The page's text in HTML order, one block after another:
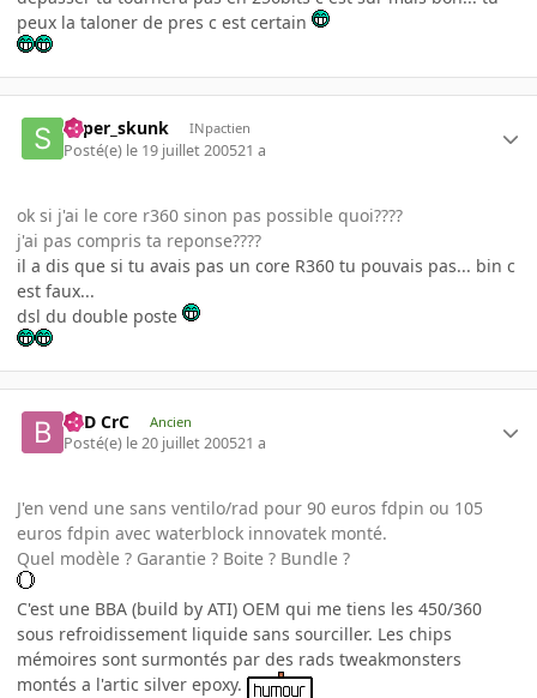
peux la taloner de pres c est certain
super_skunk INpactien
Posté(e) le 19 juillet 200521 a
ok si j'ai le core r360 sinon pas possible quoi????
j'ai pas compris ta reponse????
il a dis que si tu avais pas un core R360 tu pouvais pas... bin c
est faux...
dsl du double poste
BaD CrC Ancien
Posté(e) le 20 juillet 200521 a
J'en vend une sans ventilo/rad pour 90 euros fdpin ou 105
euros fdpin avec waterblock innovatek monté.
Quel modèle ? Garantie ? Boite ? Bundle ?
C'est une BBA (build by ATI) OEM qui me tiens les 450/360
sous refroidissement liquide sans sourciller. Les chips
mémoires sont surmontés par des rads tweakmonsters
montés a l'artic silver epoxy.